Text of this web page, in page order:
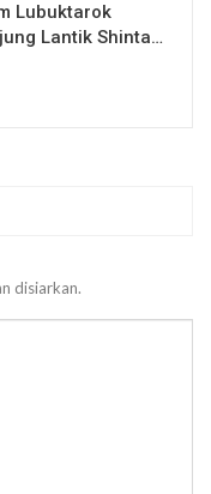
Lubuktarok
Lantik Shinta…
disiarkan.